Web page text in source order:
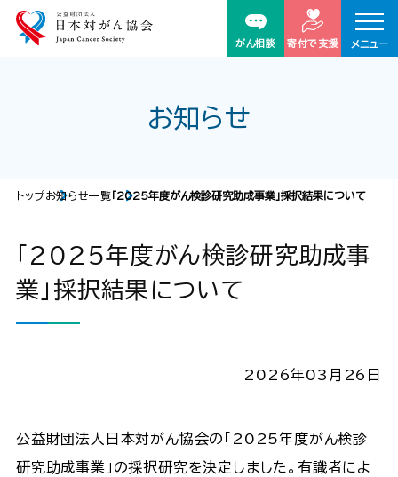
がん相談 寄付で支援 メニュー
お知らせ
トップお知らせ一覧 「2025年度がん検診研究助成事業」採択結果について
「2025年度がん検診研究助成事
業」採択結果について
2026年03月26日
公益財団法人日本対がん協会の「2025年度がん検診
研究助成事業」の採択研究を決定しました。有識者によ